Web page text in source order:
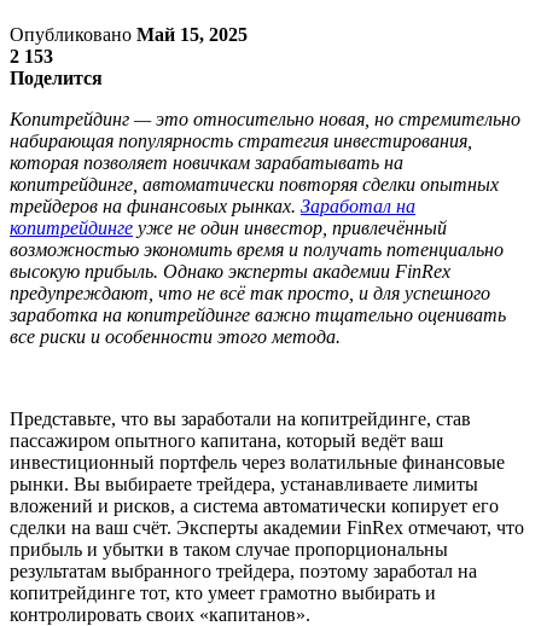
Опубликовано Май 15, 2025
2 153
Поделится
Копитрейдинг — это относительно новая, но стремительно
набирающая популярность стратегия инвестирования,
которая позволяет новичкам зарабатывать на
копитрейдинге, автоматически повторяя сделки опытных
трейдеров на финансовых рынках. Заработал на
копитрейдинге уже не один инвестор, привлечённый
возможностью экономить время и получать потенциально
высокую прибыль. Однако эксперты академии FinRex
предупреждают, что не всё так просто, и для успешного
заработка на копитрейдинге важно тщательно оценивать
все риски и особенности этого метода.
Представьте, что вы заработали на копитрейдинге, став
пассажиром опытного капитана, который ведёт ваш
инвестиционный портфель через волатильные финансовые
рынки. Вы выбираете трейдера, устанавливаете лимиты
вложений и рисков, а система автоматически копирует его
сделки на ваш счёт. Эксперты академии FinRex отмечают, что
прибыль и убытки в таком случае пропорциональны
результатам выбранного трейдера, поэтому заработал на
копитрейдинге тот, кто умеет грамотно выбирать и
контролировать своих «капитанов».